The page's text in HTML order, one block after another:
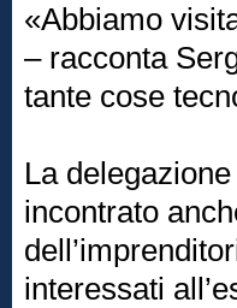
«Abbiamo
– racconta
tante cose
La
incontrato
interessati